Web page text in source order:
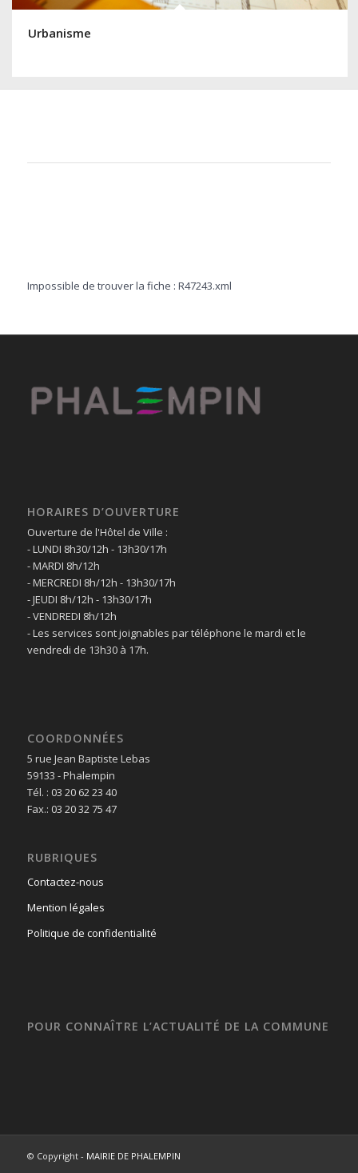
Urbanisme
Impossible de trouver la fiche : R47243.xml
HORAIRES D’OUVERTURE
Ouverture de l'Hôtel de Ville :
- LUNDI 8h30/12h - 13h30/17h
- MARDI 8h/12h
- MERCREDI 8h/12h - 13h30/17h
- JEUDI 8h/12h - 13h30/17h
- VENDREDI 8h/12h
- Les services sont joignables par téléphone le mardi et le
vendredi de 13h30 à 17h.
COORDONNÉES
5 rue Jean Baptiste Lebas
59133 - Phalempin
Tél. : 03 20 62 23 40
Fax.: 03 20 32 75 47
RUBRIQUES
Contactez-nous
Mention légales
Politique de confidentialité
POUR CONNAÎTRE L’ACTUALITÉ DE LA COMMUNE
© Copyright - MAIRIE DE PHALEMPIN